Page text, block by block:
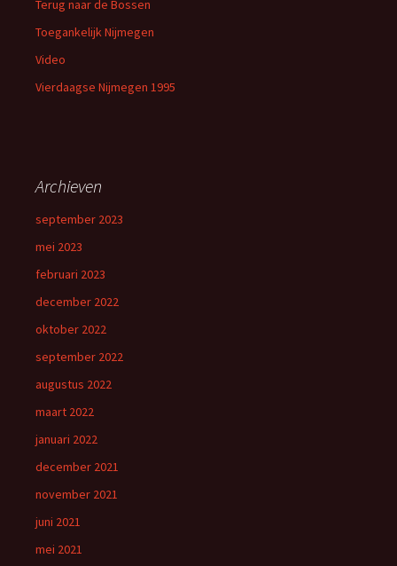
Terug naar de Bossen
Toegankelijk Nijmegen
Video
Vierdaagse Nijmegen 1995
Archieven
september 2023
mei 2023
februari 2023
december 2022
oktober 2022
september 2022
augustus 2022
maart 2022
januari 2022
december 2021
november 2021
juni 2021
mei 2021